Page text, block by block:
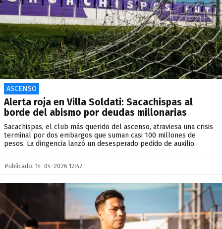
ASCENSO
Alerta roja en Villa Soldati: Sacachispas al
borde del abismo por deudas millonarias
Sacachispas, el club más querido del ascenso, atraviesa una crisis
terminal por dos embargos que suman casi 100 millones de
pesos. La dirigencia lanzó un desesperado pedido de auxilio.
Publicado: 14-04-2026 12:47